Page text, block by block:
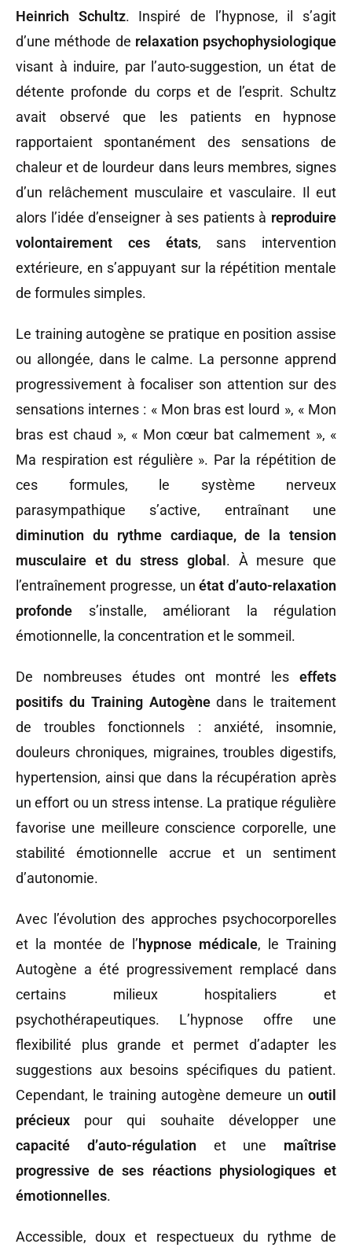
Heinrich Schultz. Inspiré de l’hypnose, il s’agit
d’une méthode de relaxation psychophysiologique
visant à induire, par l’auto-suggestion, un état de
détente profonde du corps et de l’esprit. Schultz
avait observé que les patients en hypnose
rapportaient spontanément des sensations de
chaleur et de lourdeur dans leurs membres, signes
d’un relâchement musculaire et vasculaire. Il eut
alors l’idée d’enseigner à ses patients à reproduire
volontairement ces états, sans intervention
extérieure, en s’appuyant sur la répétition mentale
de formules simples.
Le training autogène se pratique en position assise
ou allongée, dans le calme. La personne apprend
progressivement à focaliser son attention sur des
sensations internes : « Mon bras est lourd », « Mon
bras est chaud », « Mon cœur bat calmement », «
Ma respiration est régulière ». Par la répétition de
ces formules, le système nerveux
parasympathique s’active, entraînant une
diminution du rythme cardiaque, de la tension
musculaire et du stress global . À mesure que
l’entraînement progresse, unétat d’auto-relaxation
profonde s’installe, améliorant la régulation
émotionnelle, la concentration et le sommeil.
De nombreuses études ont montré les effets
positifs du Training Autogènedans le traitement
de troubles fonctionnels : anxiété, insomnie,
douleurs chroniques, migraines, troubles digestifs,
hypertension, ainsi que dans la récupération après
un effort ou un stress intense. La pratique régulière
favorise une meilleure conscience corporelle, une
stabilité émotionnelle accrue et un sentiment
d’autonomie.
Avec l’évolution des approches psychocorporelles
et la montée de l’hypnose médicale, le Training
Autogène a été progressivement remplacé dans
certains milieux hospitaliers et
psychothérapeutiques. L’hypnose offre une
flexibilité plus grande et permet d’adapter les
suggestions aux besoins spécifiques du patient.
Cependant, le training autogène demeure un outil
précieux pour qui souhaite développer une
capacité d’auto-régulation et une maîtrise
progressive de ses réactions physiologiques et
émotionnelles.
Accessible, doux et respectueux du rythme de